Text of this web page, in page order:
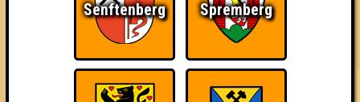
The Last of Us Wir sind ERSTER?!
Senftenberg Spremberg